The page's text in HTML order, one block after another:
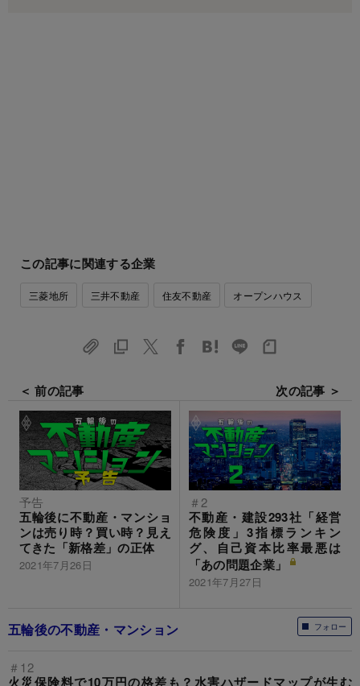
この記事に関連する企業
三菱地所 三井不動産 住友不動産 オープンハウス
＜ 前の記事
予告
五輪後に不動産・マンショ
ンは売り時？買い時？見え
てきた「新格差」の正体
2021年7月26日
次の記事 ＞
＃2
不動産・建設293社「経営
危険度」3指標ランキン
グ、自己資本比率最悪は
「あの問題企業」
2021年7月27日
フォロー
五輪後の不動産・マンション
＃12
火災保険料で10万円の格差も？水害ハザードマップが生む